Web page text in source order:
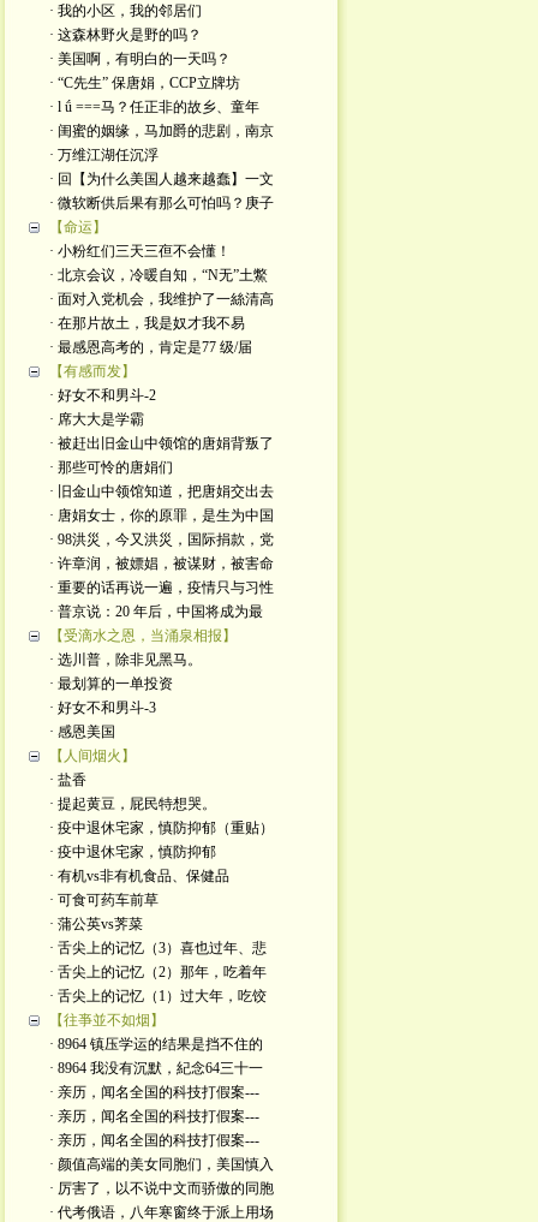
· 我的小区，我的邻居们
· 这森林野火是​野的吗？
· 美国啊，有明白的一天吗？
· “C先生” 保唐娟，CCP立牌坊
· l ǘ ===马？任正非的故乡、童年
· 闺蜜的姻缘，马加爵的悲剧，南京
· 万维江湖任沉浮
· 回【为什么美国人越来越蠢】一文
· 微软断供后果有那么可怕吗？庚子
【命运】
· 小粉红们三天三亱不会懂！
· 北京会议，冷暖自知，“N无”土鱉
· 面对入党机会，我维护了一絲清高
· 在那片故土，我是奴才我不易
· 最感恩高考的，肯定是77 级/届
【有感而发】
· 好女不和男斗-2
· 席大大是学霸
· 被赶出旧金山中领馆的唐娟背叛了
· 那些可怜的唐娟们
· 旧金山中领馆知道，把唐娟交出去
· 唐娟女士，你的原罪，是生为中国
· 98洪災，今又洪災，国际捐款，党
· 许章润，被嫖娼，被谋财，被害命
· 重要的话再说一遍，疫情只与习性
· 普京说：20 年后，中国将成为最
【受滴水之恩，当涌泉相报】
· 选川普，除非见黑马。
· 最划算的一单投资
· 好女不和男斗-3
· 感恩美国
【人间烟火】
· 盐香
· 提起黄豆，屁民特想哭。
· 疫中退休宅家，慎防抑郁（重贴）
· 疫中退休宅家，慎防抑郁
· 有机vs非有机食品、保健品
· 可食可药车前草
· 蒲公英vs荠菜
· 舌尖上的记忆（3）喜也过年、悲
· 舌尖上的记忆（2）那年，吃着年
· 舌尖上的记忆（1）过大年，吃饺
【往亊並不如烟】
· 8964 镇压学运的结果是挡不住的
· 8964 我没有沉默，紀念64三十一
· 亲历，闻名全国的科技打假案---
· 亲历，闻名全国的科技打假案---
· 亲历，闻名全国的科技打假案---
· 颜值高端的美女同胞们，美国慎入
· 厉害了，以不说中文而骄傲的同胞
· 代考俄语，八年寒窗终于派上用场